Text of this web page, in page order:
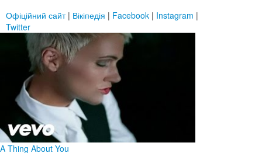
Офіційний сайт| Вікіпедія | Facebook | Instagram |
Twitter
A Thing About You